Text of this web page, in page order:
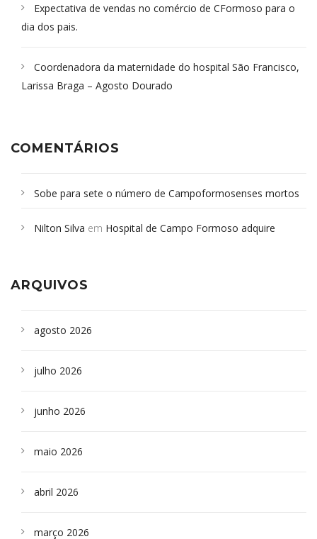
Expectativa de vendas no comércio de CFormoso para o
dia dos pais.
Coordenadora da maternidade do hospital São Francisco,
Larissa Braga – Agosto Dourado
COMENTÁRIOS
Sobe para sete o número de Campoformosenses mortos
Campoformosenses que morreram em desabamentos são
Nilton Silva em Hospital de Campo Formoso adquire
ARQUIVOS
agosto 2026
julho 2026
junho 2026
maio 2026
abril 2026
março 2026